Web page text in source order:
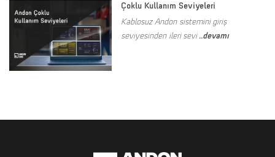
Çoklu Kullanım Seviyeleri
Kablosuz Andon sistemini giriş
seviyesinden ileri sevi ..devamı